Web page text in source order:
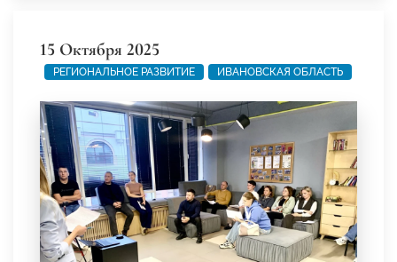
15 Октября 2025
РЕГИОНАЛЬНОЕ РАЗВИТИЕ ИВАНОВСКАЯ ОБЛАСТЬ